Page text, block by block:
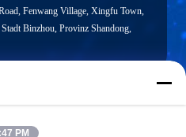
Fenwang Village, Xingfu Town,
Binzhou, Provinz Shandong,
PM